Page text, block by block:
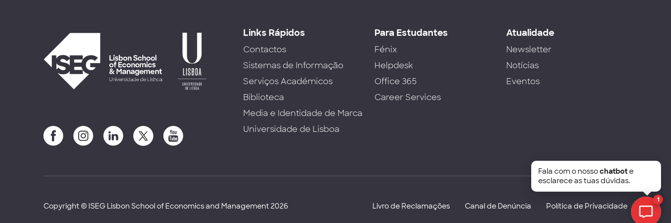
Links Rápidos
Contactos
Sistemas de Informação
Serviços Académicos
Biblioteca
Media e Identidade de Marca
Universidade de Lisboa
Para Estudantes
Fénix
Helpdesk
Office 365
Career Services
Atualidade
Newsletter
Notícias
Eventos
Copyright © ISEG Lisbon School of Economics and Management 2026 Livro de Reclamações Canal de Denúncia Política de Privacidade
1
Fala com o nossochatbote
esclarece as tuas dúvidas.